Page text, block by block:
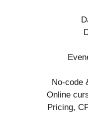
No-code
Online
Pricing,